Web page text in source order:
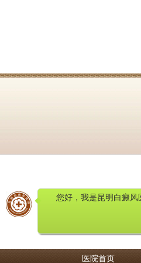
您好，我是昆明白癜风
医院首页